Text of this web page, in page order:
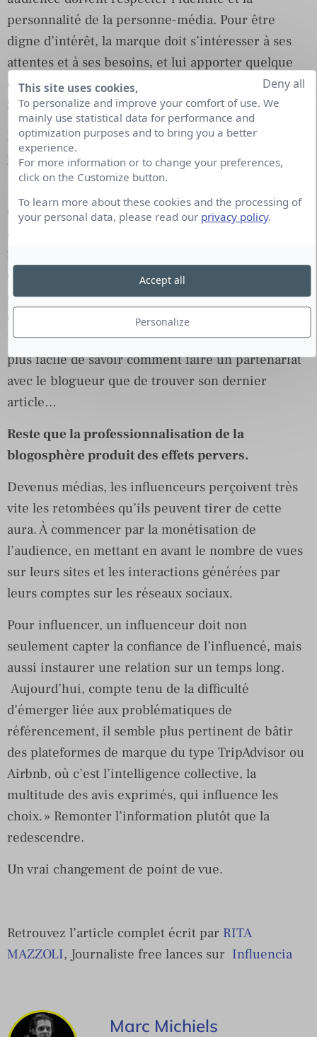
personnalité de la personne-média. Pour être
digne d’intérêt, la marque doit s’intéresser à ses
attentes et à ses besoins, et lui apporter quelque
chose qui ne va pas lui être imposé », insiste
Sébastien Genty.
La monétisation, l’effet pervers de la
professionnalisation
Des sollicitations qui ont leur contrepartie : petits
ou gros cadeaux, invitations à des événements,
avantages en nature… Pour autant, imaginer que la
finalité de ces nouveaux influenceurs est d’être
couverts de cadeaux par les marques serait une
erreur. « Certains blogs sont effectivement pensés
comme des attrape-marques. L’annonceur y est
brossé dans le sens du poil, et bien souvent il est
plus facile de savoir comment faire un partenariat
avec le blogueur que de trouver son dernier
article…
Reste que la professionnalisation de la
blogosphère produit des effets pervers.
Devenus médias, les influenceurs perçoivent très
vite les retombées qu’ils peuvent tirer de cette
aura. À commencer par la monétisation de
l’audience, en mettant en avant le nombre de vues
sur leurs sites et les interactions générées par
leurs comptes sur les réseaux sociaux.
Pour influencer, un influenceur doit non
seulement capter la confiance de l’influencé, mais
aussi instaurer une relation sur un temps long.
Aujourd’hui, compte tenu de la difficulté
d’émerger liée aux problématiques de
référencement, il semble plus pertinent de bâtir
des plateformes de marque du type TripAdvisor ou
Airbnb, où c’est l’intelligence collective, la
multitude des avis exprimés, qui influence les
choix. » Remonter l’information plutôt que la
redescendre.
Un vrai changement de point de vue.
Retrouvez l’article complet écrit par RITA
MAZZOLI, Journaliste free lances sur Influencia
Marc Michiels
This site uses cookies,
To personalize and improve your comfort of use. We
mainly use statistical data for performance and
optimization purposes and to bring you a better
experience.
For more information or to change your preferences,
click on the Customize button.
To learn more about these cookies and the processing of
your personal data, please read our privacy policy.
Personalize
Deny all
Accept all